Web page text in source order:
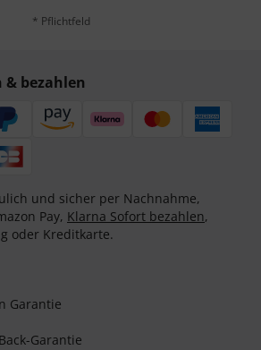
* Pflichtfeld
bezahlen
und sicher per Nachnahme,
Pay, Klarna Sofort bezahlen,
oder Kreditkarte.
Garantie
Garantie